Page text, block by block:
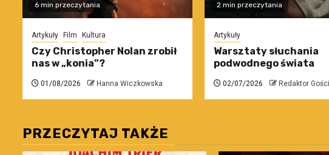
6 min przeczytania
Artykuły Film Kultura
Czy Christopher Nolan zrobił
nas w „konia”?
01/08/2026 Hanna Wiczkowska
2 min przeczytania
Artykuły
Warsztaty słuchania
podwodnego świata
02/07/2026 Redaktor
PRZECZYTAJ TAKŻE